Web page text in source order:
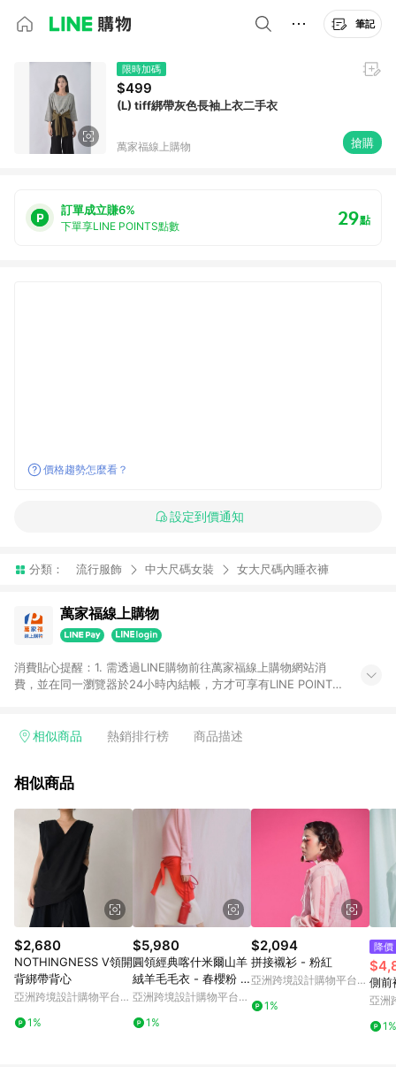
筆記
限時加碼
$499
(L) tiff綁帶灰色長袖上衣二手衣
萬家福線上購物 搶購
訂單成立賺6%
下單享LINE POINTS點數 29點
價格趨勢怎麼看？
設定到價通知
分類： 流行服飾 中大尺碼女裝 女大尺碼內睡衣褲
萬家福線上購物
消費貼心提醒：1. 需透過LINE購物前往萬家福線上購物網站消
費，並在同一瀏覽器於24小時內結帳，方才可享有LINE POINTS
4. 不具回饋資格種類商品：電子禮券。 5. 回饋點數計算將排除訂
錄，相關問題請於保留時間內聯絡客服中心，並由康達盛通生活
提供簡單、快速、輕鬆的購物流程及體驗，將不定期推出精選、
話題性或期間限定商品來滿足您的喜好。
相似商品 熱銷排行榜 商品描述
相似商品
$2,680
NOTHINGNESS V領開
背綁帶背心
亞洲跨境設計購物平台
1%
$5,980
圓領經典喀什米爾山羊
絨羊毛毛衣 - 春櫻粉 /
部份尺寸現貨
亞洲跨境設計購物平台
1%
$2,094
拼接襯衫 - 粉紅
亞洲跨境設計購物平台
1%
降價
側前
亞洲
1%